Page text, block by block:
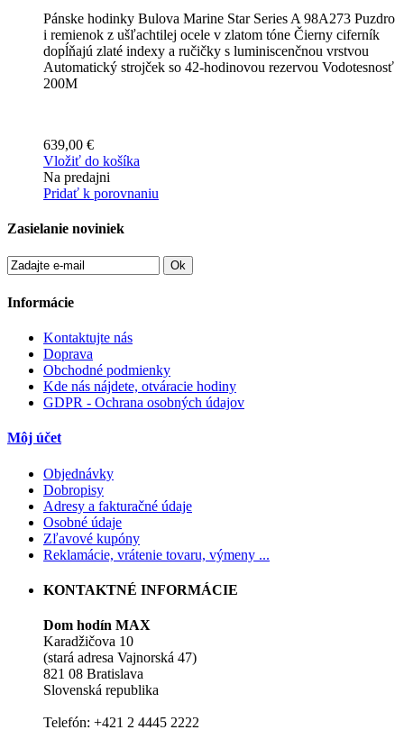
Pánske hodinky Bulova Marine Star Series A 98A273 Puzdro
i remienok z ušľachtilej ocele v zlatom tóne Čierny ciferník
dopĺňajú zlaté indexy a ručičky s luminiscenčnou vrstvou
Automatický strojček so 42-hodinovou rezervou Vodotesnosť
200M
639,00 €
Vložiť do košíka
Na predajni
Pridať k porovnaniu
Zasielanie noviniek
Ok
Informácie
Kontaktujte nás
Doprava
Obchodné podmienky
Kde nás nájdete, otváracie hodiny
GDPR - Ochrana osobných údajov
Môj účet
Objednávky
Dobropisy
Adresy a fakturačné údaje
Osobné údaje
Zľavové kupóny
Reklamácie, vrátenie tovaru, výmeny ...
KONTAKTNÉ INFORMÁCIE
Dom hodín MAX
Karadžičova 10
(stará adresa Vajnorská 47)
821 08 Bratislava
Slovenská republika
Telefón: +421 2 4445 2222